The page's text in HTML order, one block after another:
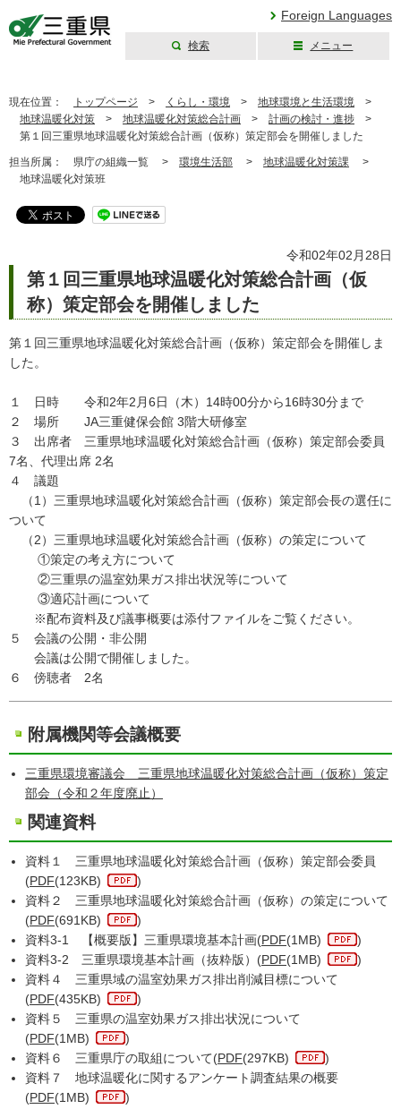
Foreign Languages
検索 メニュー
現在位置： トップページ > くらし・環境 > 地球環境と生活環境 >
地球温暖化対策 > 地球温暖化対策総合計画 > 計画の検討・進捗 >
第１回三重県地球温暖化対策総合計画（仮称）策定部会を開催しました
担当所属： 県庁の組織一覧 > 環境生活部 > 地球温暖化対策課 >
地球温暖化対策班
令和02年02月28日
第１回三重県地球温暖化対策総合計画（仮
称）策定部会を開催しました
第１回三重県地球温暖化対策総合計画（仮称）策定部会を開催しま
した。
１ 日時 令和2年2月6日（木）14時00分から16時30分まで
２ 場所 JA三重健保会館 3階大研修室
３ 出席者 三重県地球温暖化対策総合計画（仮称）策定部会委員
7名、代理出席 2名
４ 議題
（1）三重県地球温暖化対策総合計画（仮称）策定部会長の選任に
ついて
（2）三重県地球温暖化対策総合計画（仮称）の策定について
①策定の考え方について
②三重県の温室効果ガス排出状況等について
③適応計画について
※配布資料及び議事概要は添付ファイルをご覧ください。
５ 会議の公開・非公開
会議は公開で開催しました。
６ 傍聴者 2名
附属機関等会議概要
三重県環境審議会 三重県地球温暖化対策総合計画（仮称）策定
部会（令和２年度廃止）
関連資料
資料１ 三重県地球温暖化対策総合計画（仮称）策定部会委員
(PDF(123KB)
)
資料２ 三重県地球温暖化対策総合計画（仮称）の策定について
(PDF(691KB)
)
資料3-1 【概要版】三重県環境基本計画(PDF(1MB)
)
資料3-2 三重県環境基本計画（抜粋版）(PDF(1MB)
)
資料４ 三重県域の温室効果ガス排出削減目標について
(PDF(435KB)
)
資料５ 三重県の温室効果ガス排出状況について
(PDF(1MB)
)
資料６ 三重県庁の取組について(PDF(297KB)
)
資料７ 地球温暖化に関するアンケート調査結果の概要
(PDF(1MB)
)